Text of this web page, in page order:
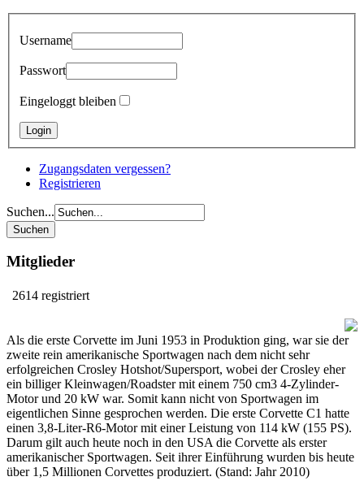
Username
Passwort
Eingeloggt bleiben
Zugangsdaten vergessen?
Registrieren
Suchen...
Mitglieder
2614 registriert
Als die erste Corvette im Juni 1953 in Produktion ging, war sie der
zweite rein amerikanische Sportwagen nach dem nicht sehr
erfolgreichen Crosley Hotshot/Supersport, wobei der Crosley eher
ein billiger Kleinwagen/Roadster mit einem 750 cm3 4-Zylinder-
Motor und 20 kW war. Somit kann nicht von Sportwagen im
eigentlichen Sinne gesprochen werden. Die erste Corvette C1 hatte
einen 3,8-Liter-R6-Motor mit einer Leistung von 114 kW (155 PS).
Darum gilt auch heute noch in den USA die Corvette als erster
amerikanischer Sportwagen. Seit ihrer Einführung wurden bis heute
über 1,5 Millionen Corvettes produziert. (Stand: Jahr 2010)